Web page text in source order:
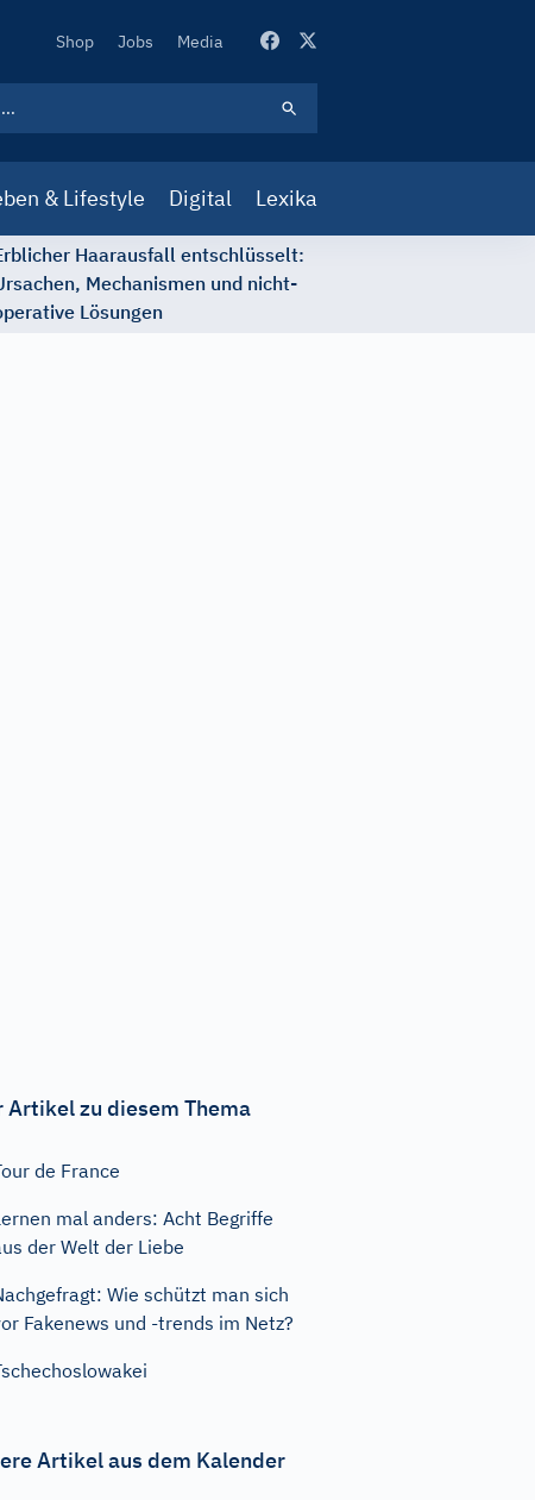
Secondary
Shop Jobs Media
& Lifestyle Digital Lexika
Haarausfall entschlüsselt:
Mechanismen und nicht-
Lösungen
Artikel zu diesem Thema
de France
mal anders: Acht Begriffe
der Welt der Liebe
Wie schützt man sich
Fakenews und -trends im Netz?
Artikel aus dem Kalender